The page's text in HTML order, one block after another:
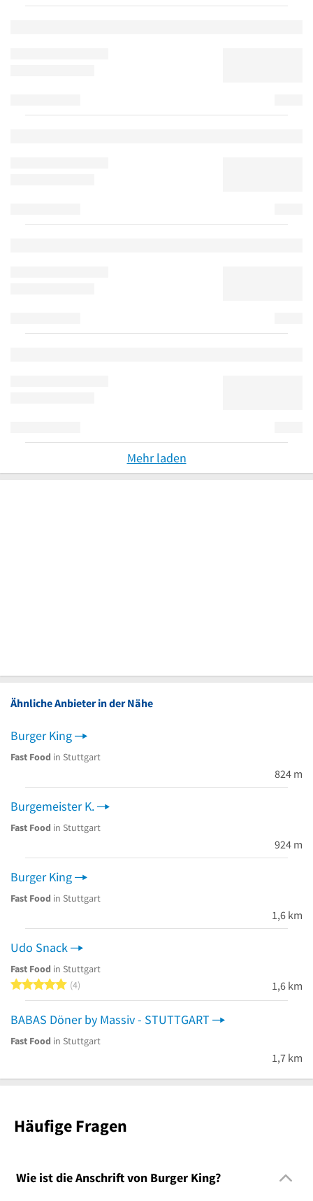
Mehr laden
Ähnliche Anbieter in der Nähe
Burger King
Fast Food in Stuttgart
824 m
Burgemeister K.
Fast Food in Stuttgart
924 m
Burger King
Fast Food in Stuttgart
1,6 km
Udo Snack
Fast Food in Stuttgart
5 von 5 Sternen
4 1,6 km
BABAS Döner by Massiv - STUTTGART
Fast Food in Stuttgart
1,7 km
Häufige Fragen
Wie ist die Anschrift von Burger King?